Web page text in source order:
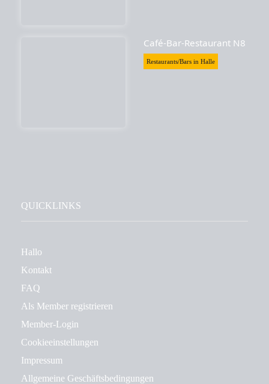
Café-Bar-Restaurant N8
Restaurants/Bars in Halle
QUICKLINKS
Hallo
Kontakt
FAQ
Als Member registrieren
Member-Login
Cookieeinstellungen
Impressum
Allgemeine Geschäftsbedingungen